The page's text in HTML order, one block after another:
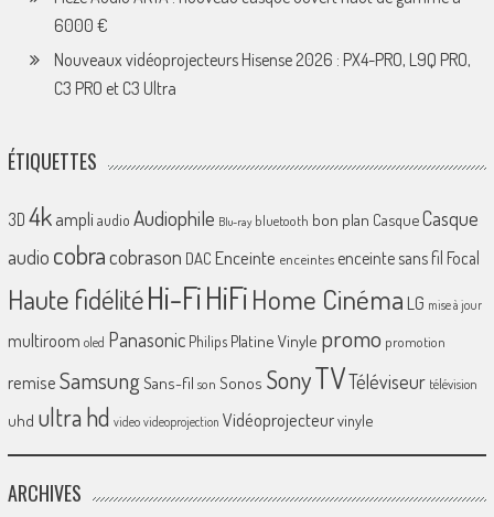
6000 €
Nouveaux vidéoprojecteurs Hisense 2026 : PX4-PRO, L9Q PRO,
C3 PRO et C3 Ultra
ÉTIQUETTES
3D 4k ampliaudio Audiophile Blu-ray bluetooth bon plan CasqueCasque
audio cobracobrason DAC Enceinte enceintes enceinte sans fil Focal
Haute fidélitéHi-FiHiFiHome Cinéma LG mise à jour
multiroom oled Panasonic Philips Platine Vinyle promo promotion
remiseSamsungSans-fil son Sonos SonyTVTéléviseur télévision
uhd ultra hd video videoprojection Vidéoprojecteurvinyle
ARCHIVES